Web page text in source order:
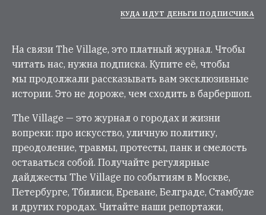
КУДА ИДУТ ДЕНЬГИ ПОДПИСЧИКА
На связи The Village, это платный журнал. Чтобы
читать нас, нужна подписка. Купите её, чтобы
мы продолжали рассказывать вам эксклюзивные
истории. Это не дороже, чем сходить в барбершоп.
The Village — это журнал о городах и жизни
вопреки: про искусство, уличную политику,
преодоление, травмы, протесты, панк и смелость
оставаться собой. Получайте регулярные
дайджесты The Village по событиям в Москве,
Петербурге, Тбилиси, Ереване, Белграде, Стамбуле
и других городах. Читайте наши репортажи,